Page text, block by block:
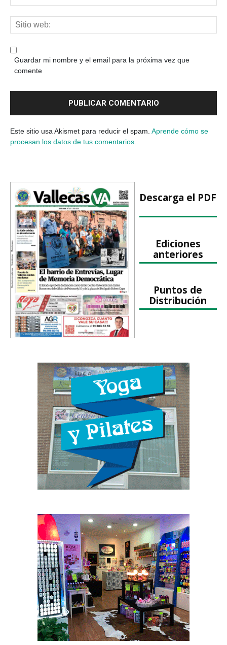
Guardar mi nombre y el email para la próxima vez que
comente
Este sitio usa Akismet para reducir el spam. Aprende cómo se
procesan los datos de tus comentarios.
Descarga el PDF
Ediciones
anteriores
Puntos de
Distribución